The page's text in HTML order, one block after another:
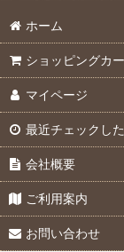
ホーム
ショッピングカ
マイページ
最近チェックし
会社概要
ご利用案内
お問い合わせ